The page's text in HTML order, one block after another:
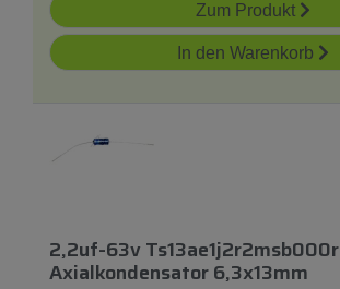
Zum Produkt
In den Warenkorb
2,2uf-63v Ts13ae1j2r2msb000r
Axialkondensator 6,3x13mm